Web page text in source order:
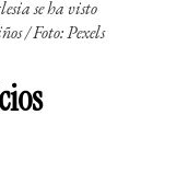
se ha visto
/ Foto: Pexels